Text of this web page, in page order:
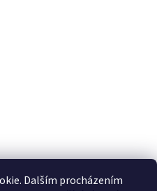
Dalším procházením